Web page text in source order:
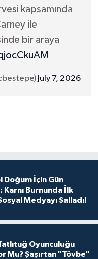
kapsamında
ile
bir araya
July 7, 2026
Doğum İçin Gün
Karnı Burnunda İlk
Medyayı Salladı!
Oyunculuğu
Mu? Şaşırtan "Tövbe"